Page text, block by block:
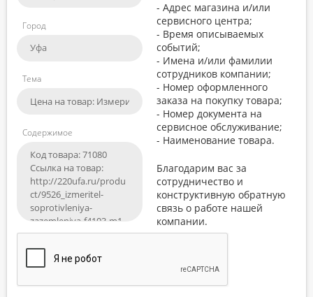
Город
Тема
Содержимое
- Адрес магазина и/или
сервисного центра;
- Время описываемых
событий;
- Имена и/или фамилии
сотрудников компании;
- Номер оформленного
заказа на покупку товара;
- Номер документа на
сервисное обслуживание;
- Наименование товара.
Благодарим вас за
сотрудничество и
конструктивную обратную
связь о работе нашей
компании.